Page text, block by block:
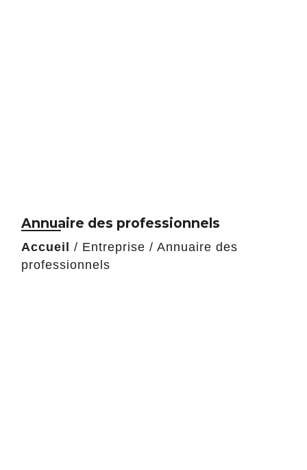
Annuaire des professionnels
Accueil / Entreprise / Annuaire des
professionnels